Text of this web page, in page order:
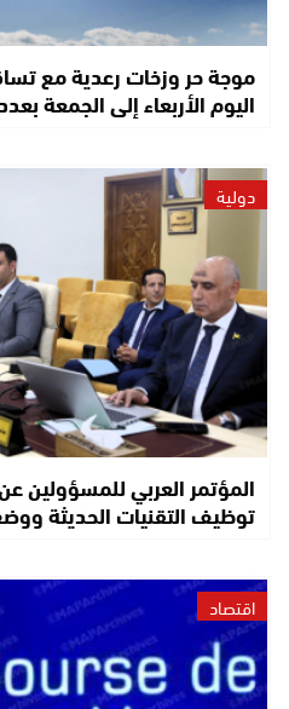
موجة حر وزخات رعدية مع
اليوم الأربعاء إلى الجمعة
دولية
المؤتمر العربي للمسؤولين
توظيف التقنيات الحديثة
اقتصاد